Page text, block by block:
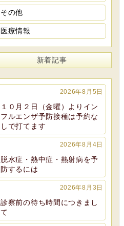
その他
医療情報
新着記事
2026年8月5日
１０月２日（金曜）よりイン
フルエンザ予防接種は予約な
しで打てます
2026年8月4日
脱水症・熱中症・熱射病を予
防するには
2026年8月3日
診察前の待ち時間につきまし
て